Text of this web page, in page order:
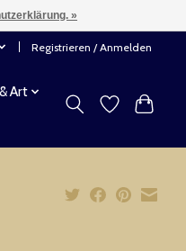
Registrieren / Anmelden
Art
»